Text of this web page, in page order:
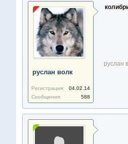
руслан волк
Регистрация:
04.02.14
Сообщения:
588
руслан